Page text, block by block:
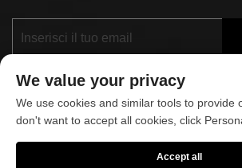
We value your privacy
We use cookies and similar tools to provide
don't want to accept all cookies, click
Accept all